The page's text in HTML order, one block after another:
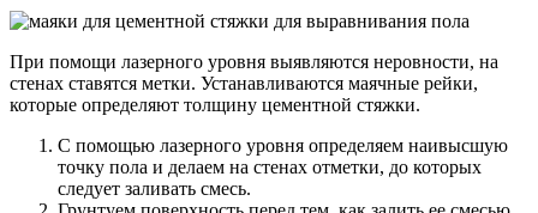
При помощи лазерного уровня выявляются неровности, на
стенах ставятся метки. Устанавливаются маячные рейки,
которые определяют толщину цементной стяжки.
С помощью лазерного уровня определяем наивысшую
точку пола и делаем на стенах отметки, до которых
следует заливать смесь.